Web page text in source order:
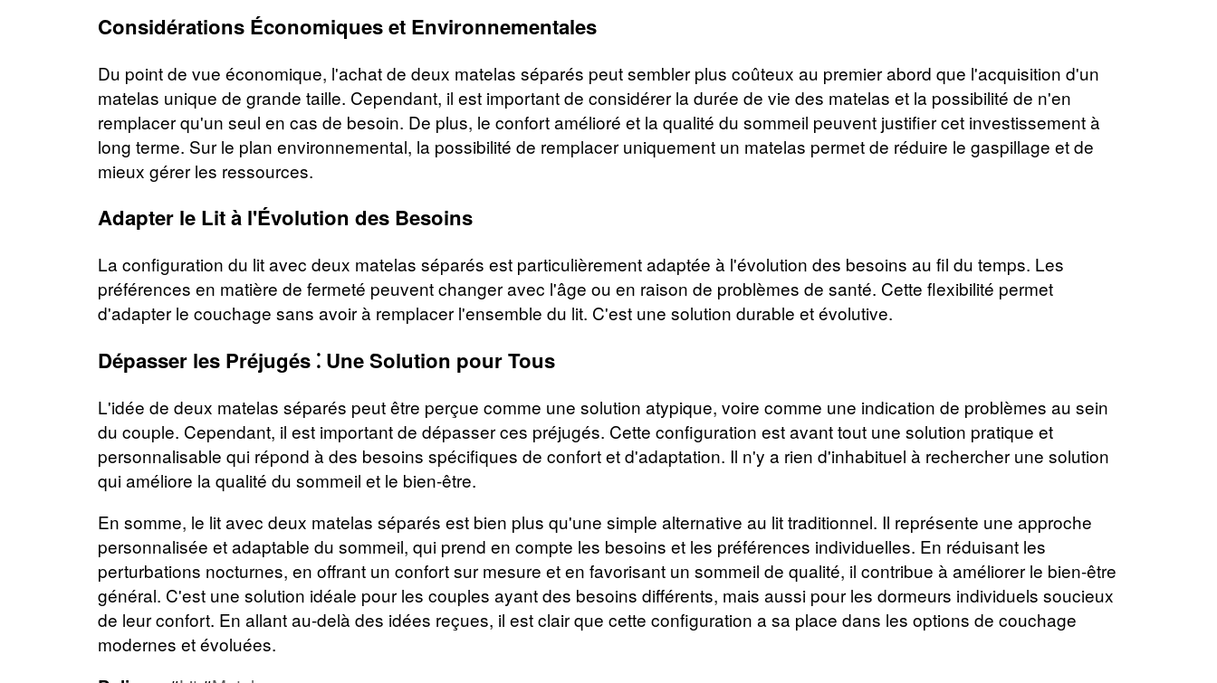
Considérations Économiques et Environnementales
Du point de vue économique, l'achat de deux matelas séparés peut sembler plus coûteux au premier abord que l'acquisition d'un
matelas unique de grande taille. Cependant, il est important de considérer la durée de vie des matelas et la possibilité de n'en
remplacer qu'un seul en cas de besoin. De plus, le confort amélioré et la qualité du sommeil peuvent justifier cet investissement à
long terme. Sur le plan environnemental, la possibilité de remplacer uniquement un matelas permet de réduire le gaspillage et de
mieux gérer les ressources.
Adapter le Lit à l'Évolution des Besoins
La configuration du lit avec deux matelas séparés est particulièrement adaptée à l'évolution des besoins au fil du temps. Les
préférences en matière de fermeté peuvent changer avec l'âge ou en raison de problèmes de santé. Cette flexibilité permet
d'adapter le couchage sans avoir à remplacer l'ensemble du lit. C'est une solution durable et évolutive.
Dépasser les Préjugés ⁚ Une Solution pour Tous
L'idée de deux matelas séparés peut être perçue comme une solution atypique, voire comme une indication de problèmes au sein
du couple. Cependant, il est important de dépasser ces préjugés. Cette configuration est avant tout une solution pratique et
personnalisable qui répond à des besoins spécifiques de confort et d'adaptation. Il n'y a rien d'inhabituel à rechercher une solution
qui améliore la qualité du sommeil et le bien-être.
En somme, le lit avec deux matelas séparés est bien plus qu'une simple alternative au lit traditionnel. Il représente une approche
personnalisée et adaptable du sommeil, qui prend en compte les besoins et les préférences individuelles. En réduisant les
perturbations nocturnes, en offrant un confort sur mesure et en favorisant un sommeil de qualité, il contribue à améliorer le bien-être
général. C'est une solution idéale pour les couples ayant des besoins différents, mais aussi pour les dormeurs individuels soucieux
de leur confort. En allant au-delà des idées reçues, il est clair que cette configuration a sa place dans les options de couchage
modernes et évoluées.